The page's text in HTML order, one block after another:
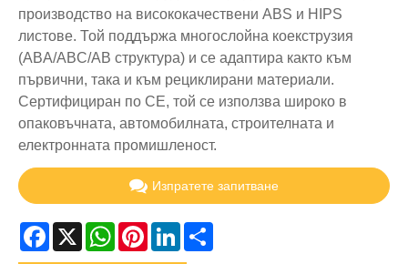
производство на висококачествени ABS и HIPS
листове. Той поддържа многослойна коекструзия
(ABA/ABC/AB структура) и се адаптира както към
първични, така и към рециклирани материали.
Сертифициран по CE, той се използва широко в
опаковъчната, автомобилната, строителната и
електронната промишленост.
Изпратете запитване
Facebook
X WhatsApp
PinterestLinkedIn